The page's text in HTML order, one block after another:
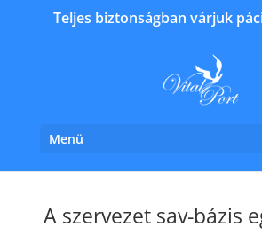
Teljes biztonságban várjuk
Menü
A szervezet sav-bázis